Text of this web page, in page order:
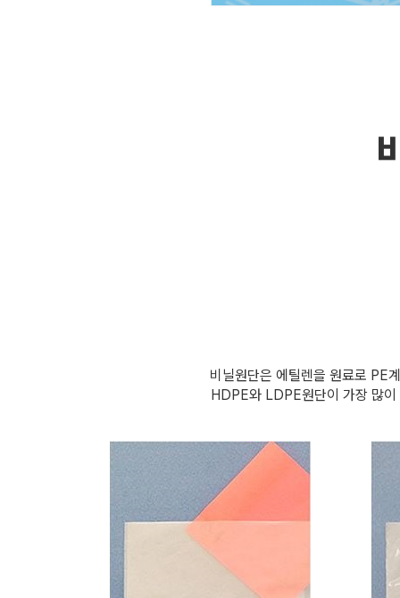
비닐원단은 에틸렌을 원료로 PE
HDPE와 LDPE원단이 가장 많이